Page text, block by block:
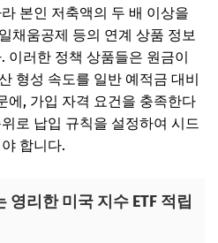
본인 저축액의 두 배 이상을
채움공제 등의 연계 상품 정보
이러한 정책 상품들은 원금이
형성 속도를 일반 예적금 대비
에, 가입 자격 요건을 충족한다
로 납입 규칙을 설정하여 시드
합니다.
영리한 미국 지수 ETF 적립